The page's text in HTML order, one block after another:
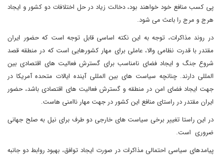
پی کسب منافع خود خواهند بود، دخالت زیاد در حل اختلافات دو کشور و ایجاد
هرج و مرج را باعث می شود.
در روند مذاکرات، توجه به این نکته اساسی قابل توجه است که حضور ایران
مقتدر با قدرت نظامی والا، عاملی برای مهار کشورهایی است که در منطقه قصد
شروع جنگ و ایجاد فضای نامناسب برای گسترش فعالیت های اقتصادی بین
المللی دارند. چنانچه سیاست های بین المللی آینده ایالات متحده آمریکا در
جهت ایجاد فضای امن در منطقه و گسترش فعالیت های اقتصادی باشد، حضور
ایران مقتدر در راستای منافع این کشور در جهت مهار ناامنی هاست.
در این راستا تغییر برخی سیاست های خارجی دو طرف برای نیل به صلح جهانی
ضروری است.
پیامدهای سیاسی احتمالی مذاکرات در صورت ایجاد توافق، بهبود روابط دو جانبه